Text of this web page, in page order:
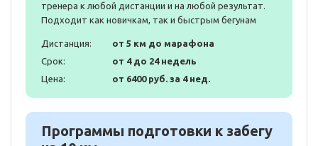
тренера к любой дистанции и на любой результат.
Подходит как новичкам, так и быстрым бегунам
Дистанция:
от 5 км до марафона
Срок:
от 4 до 24 недель
Цена:
от 6400 руб. за 4 нед.
Программы подготовки к забегу